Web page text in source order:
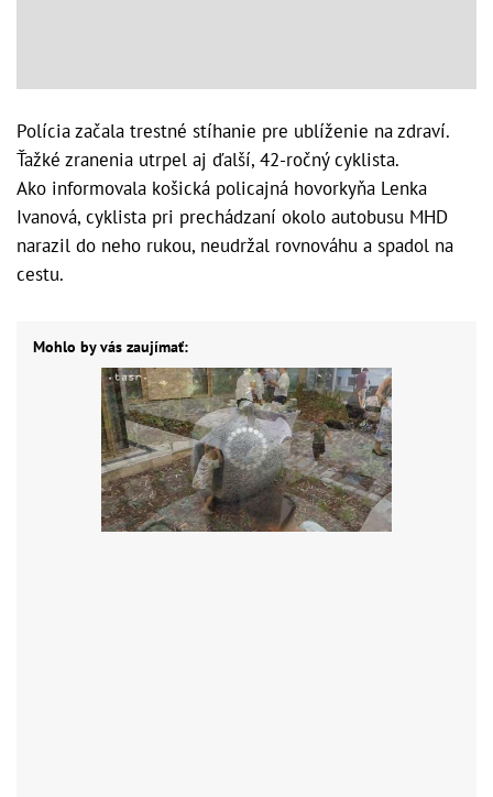
Polícia začala trestné stíhanie pre ublíženie na zdraví.
Ťažké zranenia utrpel aj ďalší, 42-ročný cyklista.
Ako informovala košická policajná hovorkyňa Lenka
Ivanová, cyklista pri prechádzaní okolo autobusu MHD
narazil do neho rukou, neudržal rovnováhu a spadol na
cestu.
Mohlo by vás zaujímať: